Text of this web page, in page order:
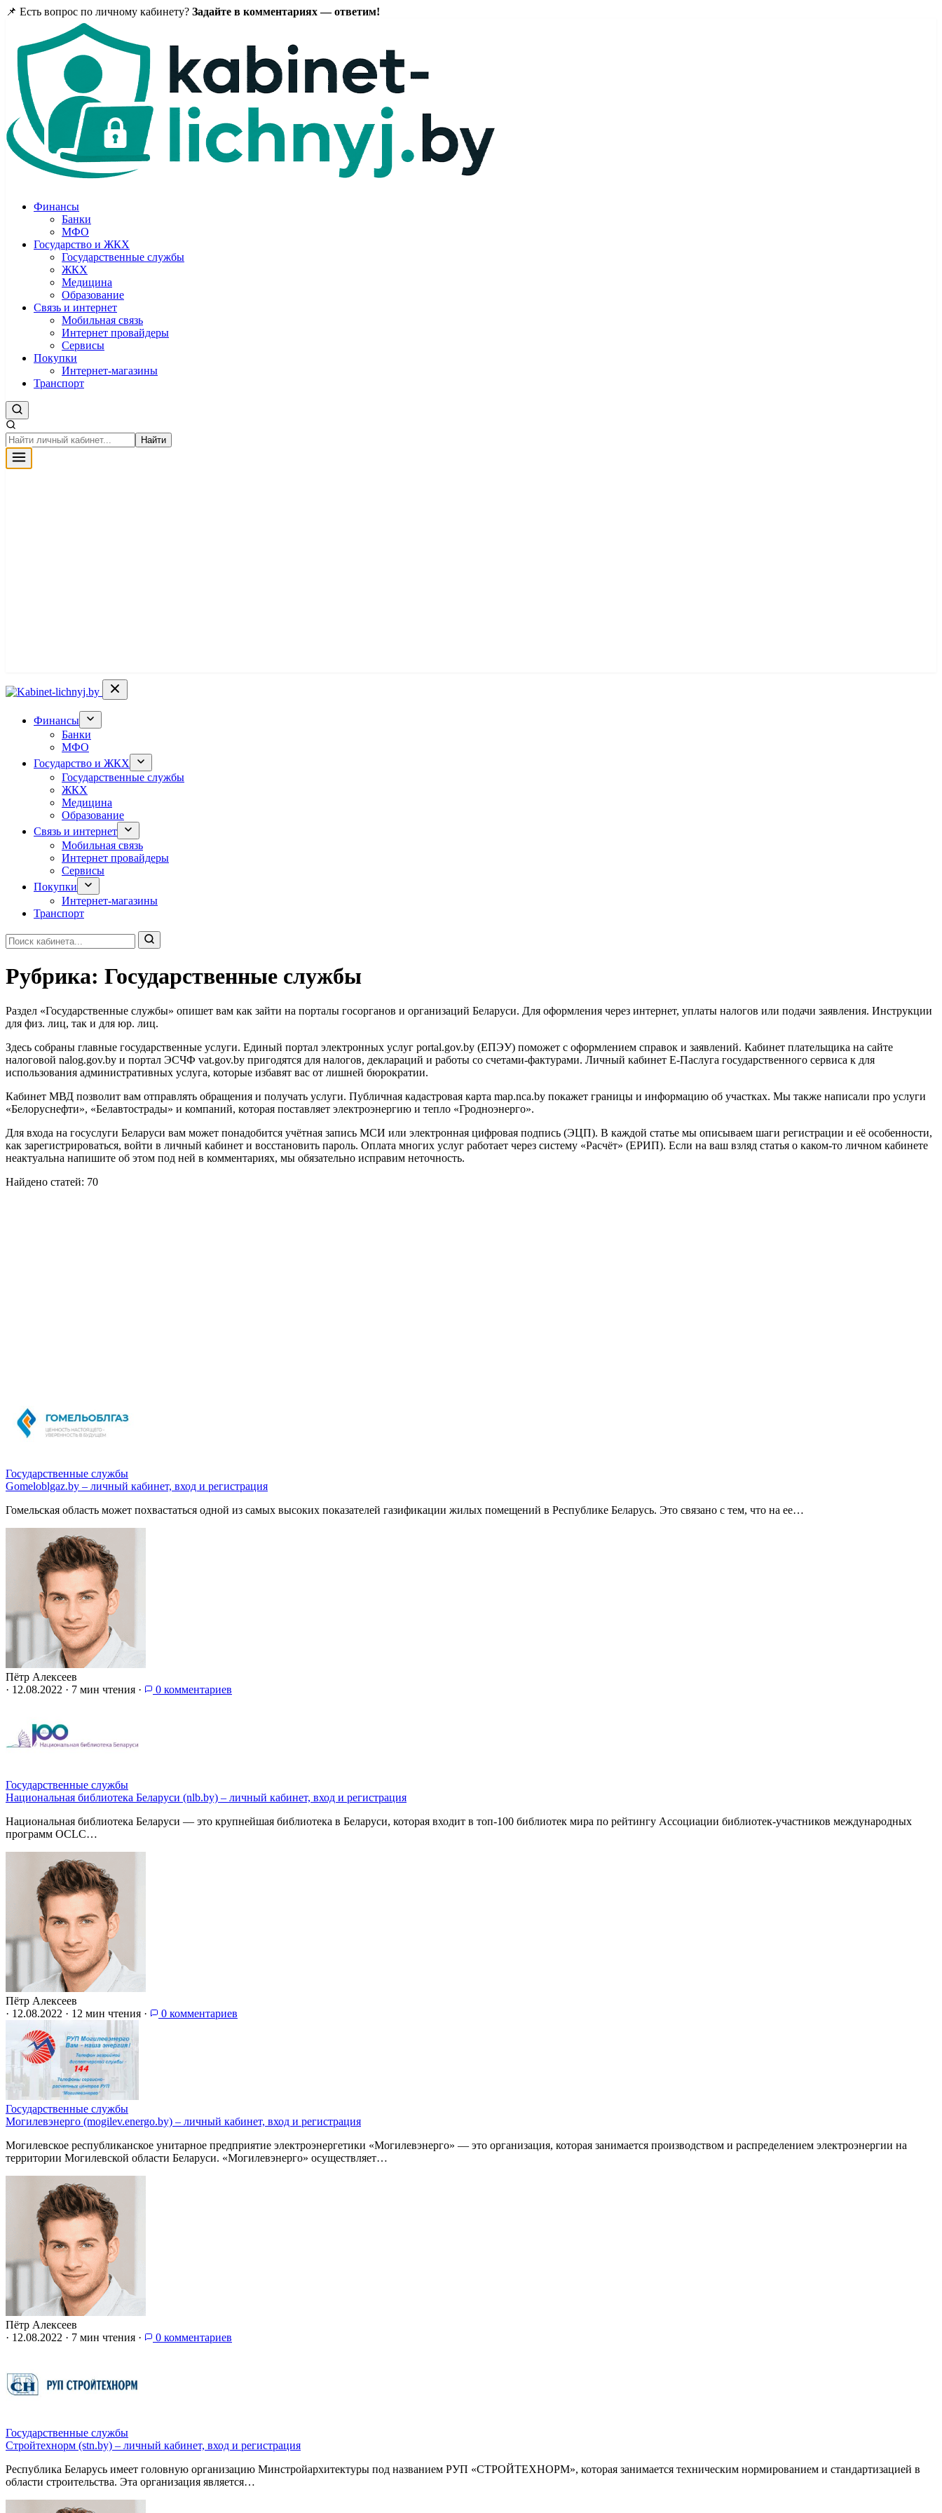
📌 Есть вопрос по личному кабинету? Задайте в комментариях — ответим!
Финансы
Банки
МФО
Государство и ЖКХ
Государственные службы
ЖКХ
Медицина
Образование
Связь и интернет
Мобильная связь
Интернет провайдеры
Сервисы
Покупки
Интернет-магазины
Транспорт
Найти
Финансы
Банки
МФО
Государство и ЖКХ
Государственные службы
ЖКХ
Медицина
Образование
Связь и интернет
Мобильная связь
Интернет провайдеры
Сервисы
Покупки
Интернет-магазины
Транспорт
Рубрика: Государственные службы
Раздел «Государственные службы» опишет вам как зайти на порталы госорганов и организаций Беларуси. Для оформления через интернет, уплаты налогов или подачи заявления. Инструкции
для физ. лиц, так и для юр. лиц.
Здесь собраны главные государственные услуги. Единый портал электронных услуг portal.gov.by (ЕПЭУ) поможет с оформлением справок и заявлений. Кабинет плательщика на сайте
налоговой nalog.gov.by и портал ЭСЧФ vat.gov.by пригодятся для налогов, деклараций и работы со счетами-фактурами. Личный кабинет Е-Паслуга государственного сервиса к для
использования административных услуга, которые избавят вас от лишней бюрократии.
Кабинет МВД позволит вам отправлять обращения и получать услуги. Публичная кадастровая карта map.nca.by покажет границы и информацию об участках. Мы также написали про услуги
«Белоруснефти», «Белавтострады» и компаний, которая поставляет электроэнергию и тепло «Гродноэнерго».
Для входа на госуслуги Беларуси вам может понадобится учётная запись МСИ или электронная цифровая подпись (ЭЦП). В каждой статье мы описываем шаги регистрации и её особенности,
как зарегистрироваться, войти в личный кабинет и восстановить пароль. Оплата многих услуг работает через систему «Расчёт» (ЕРИП). Если на ваш взляд статья о каком-то личном кабинете
неактуальна напишите об этом под ней в комментариях, мы обязательно исправим неточность.
Найдено статей: 70
Государственные службы
Gomeloblgaz.by – личный кабинет, вход и регистрация
Гомельская область может похвастаться одной из самых высоких показателей газификации жилых помещений в Республике Беларусь. Это связано с тем, что на ее…
Пётр Алексеев
· 12.08.2022 · 7 мин чтения · 0 комментариев
Государственные службы
Национальная библиотека Беларуси (nlb.by) – личный кабинет, вход и регистрация
Национальная библиотека Беларуси — это крупнейшая библиотека в Беларуси, которая входит в топ-100 библиотек мира по рейтингу Ассоциации библиотек-участников международных
программ OCLC…
Пётр Алексеев
· 12.08.2022 · 12 мин чтения · 0 комментариев
Государственные службы
Могилевэнерго (mogilev.energo.by) – личный кабинет, вход и регистрация
Могилевское республиканское унитарное предприятие электроэнергетики «Могилевэнерго» — это организация, которая занимается производством и распределением электроэнергии на
территории Могилевской области Беларуси. «Могилевэнерго» осуществляет…
Пётр Алексеев
· 12.08.2022 · 7 мин чтения · 0 комментариев
Государственные службы
Стройтехнорм (stn.by) – личный кабинет, вход и регистрация
Республика Беларусь имеет головную организацию Минстройархитектуры под названием РУП «СТРОЙТЕХНОРМ», которая занимается техническим нормированием и стандартизацией в
области строительства. Эта организация является…